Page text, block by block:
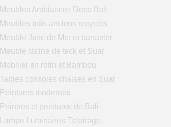
Meubles Ambiances Deco Bali
Meubles bois anciens recyclés
Meuble Jonc de Mer et bananier
Meuble racine de teck et Suar
Mobilier en rotin et Bambou
Tables consoles chaises en Suar
Peintures modernes
Peintres et peintures de Bali
Lampe Luminaires Eclairage